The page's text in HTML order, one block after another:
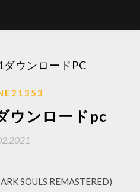
ダウンロードPC
ウンロードpc
SOULS REMASTERED)